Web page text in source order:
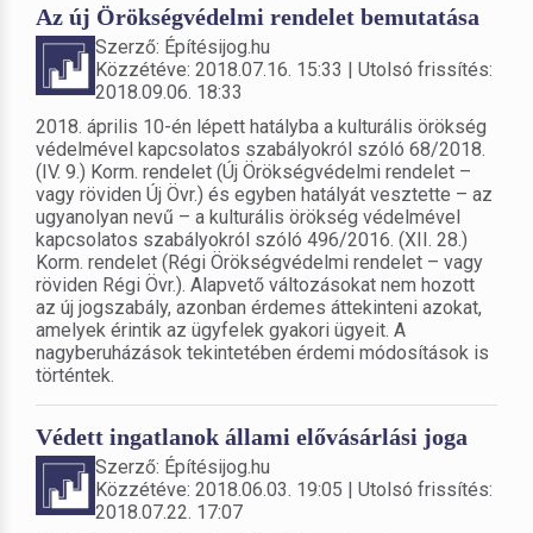
Az új Örökségvédelmi rendelet bemutatása
Szerző: Építésijog.hu
Közzétéve: 2018.07.16. 15:33 | Utolsó frissítés:
2018.09.06. 18:33
2018. április 10-én lépett hatályba a kulturális örökség
védelmével kapcsolatos szabályokról szóló 68/2018.
(IV. 9.) Korm. rendelet (Új Örökségvédelmi rendelet –
vagy röviden Új Övr.) és egyben hatályát vesztette – az
ugyanolyan nevű – a kulturális örökség védelmével
kapcsolatos szabályokról szóló 496/2016. (XII. 28.)
Korm. rendelet (Régi Örökségvédelmi rendelet – vagy
röviden Régi Övr.). Alapvető változásokat nem hozott
az új jogszabály, azonban érdemes áttekinteni azokat,
amelyek érintik az ügyfelek gyakori ügyeit. A
nagyberuházások tekintetében érdemi módosítások is
történtek.
Védett ingatlanok állami elővásárlási joga
Szerző: Építésijog.hu
Közzétéve: 2018.06.03. 19:05 | Utolsó frissítés:
2018.07.22. 17:07